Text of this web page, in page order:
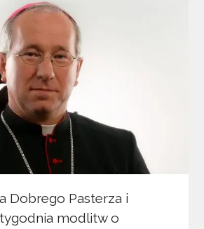
Dobrego Pasterza i
modlitw o